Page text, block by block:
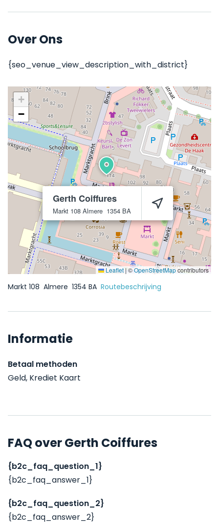
Over Ons
{seo_venue_view_description_with_district}
Gerth Coiffures
Markt 108 Almere 1354 BA
+
−
Leaflet |©OpenStreetMapcontributors
Markt 108 Almere 1354 BA Routebeschrijving
Informatie
Betaal methoden
Geld, Krediet Kaart
FAQ over Gerth Coiffures
{b2c_faq_question_1}
{b2c_faq_answer_1}
{b2c_faq_question_2}
{b2c_faq_answer_2}